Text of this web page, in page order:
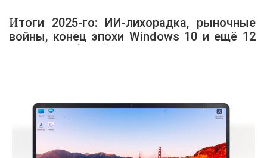
Итоги 2025-го: ИИ-лихорадка, рыночные
войны, конец эпохи Windows 10 и ещё 12
главных событий года